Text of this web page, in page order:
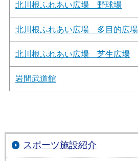
北川根ふれあい広場 野球場
北川根ふれあい広場 多目的広場
北川根ふれあい広場 芝生広場
岩間武道館
スポーツ施設紹介